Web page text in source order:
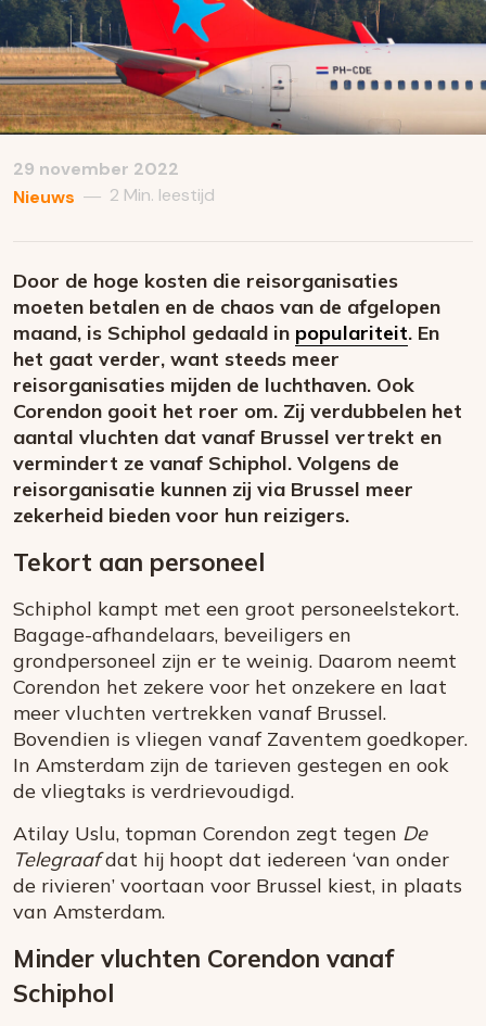
29 november 2022
Nieuws — 2 Min. leestijd
Door de hoge kosten die reisorganisaties
moeten betalen en de chaos van de afgelopen
maand, is Schiphol gedaald in populariteit. En
het gaat verder, want steeds meer
reisorganisaties mijden de luchthaven. Ook
Corendon gooit het roer om. Zij verdubbelen het
aantal vluchten dat vanaf Brussel vertrekt en
vermindert ze vanaf Schiphol. Volgens de
reisorganisatie kunnen zij via Brussel meer
zekerheid bieden voor hun reizigers.
Tekort aan personeel
Schiphol kampt met een groot personeelstekort.
Bagage-afhandelaars, beveiligers en
grondpersoneel zijn er te weinig. Daarom neemt
Corendon het zekere voor het onzekere en laat
meer vluchten vertrekken vanaf Brussel.
Bovendien is vliegen vanaf Zaventem goedkoper.
In Amsterdam zijn de tarieven gestegen en ook
de vliegtaks is verdrievoudigd.
Atilay Uslu, topman Corendon zegt tegen De
Telegraafdat hij hoopt dat iedereen ‘van onder
de rivieren’ voortaan voor Brussel kiest, in plaats
van Amsterdam.
Minder vluchten Corendon vanaf
Schiphol